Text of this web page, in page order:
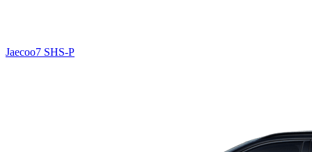
Jaecoo7 SHS-P